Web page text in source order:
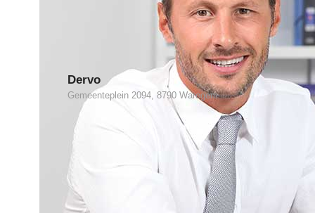
Dervo
Gemeenteplein 2094, 8790 Waregem